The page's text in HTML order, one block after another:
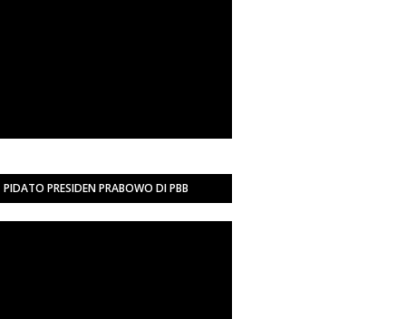
PIDATO PRESIDEN PRABOWO DI PBB